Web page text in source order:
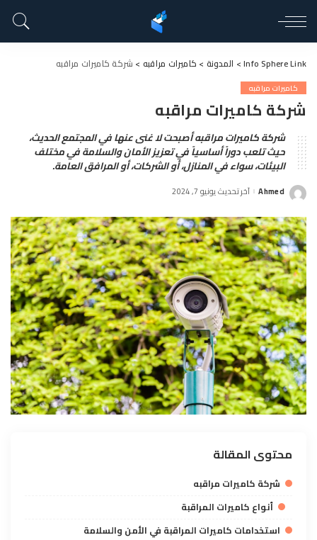
Info Sphere Link
> المدونة > كاميرات مراقبه > شركة كاميرات مراقبه
كاميرات مراقبه
شركة كاميرات مراقبه
شركة كاميرات مراقبه أصبحت لا غنى عنها في المجتمع الحديث،
حيث تلعب دوراً أساسياً في تعزيز الأمان والسلامة في مختلف
البيئات، سواء في المنازل، أو الشركات، أو المرافق العامة.
Posted
Ahmed آخر تحديث يونيو 7, 2024
محتوى المقالة
شركة كاميرات مراقبه
أنواع كاميرات المراقبة
استخدامات كاميرات المراقبة في الأمن والسلامة